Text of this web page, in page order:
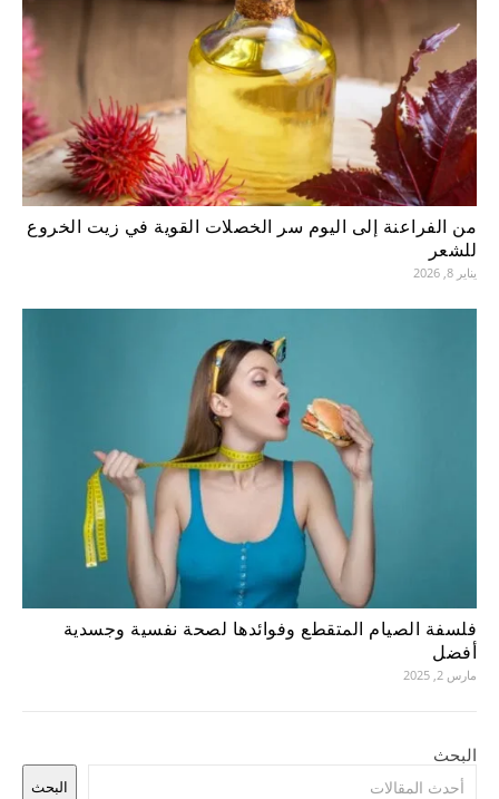
من الفراعنة إلى اليوم سر الخصلات القوية في زيت الخروع
للشعر
يناير 8, 2026
فلسفة الصيام المتقطع وفوائدها لصحة نفسية وجسدية
أفضل
مارس 2, 2025
البحث
البحث